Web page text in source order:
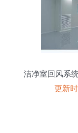
洁净室回风系
更新